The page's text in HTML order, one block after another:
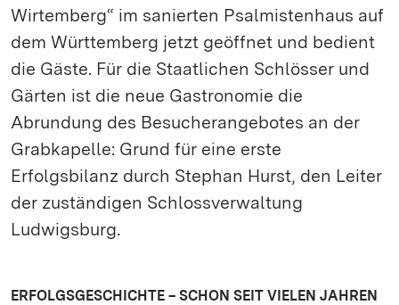
Wirtemberg“ im sanierten Psalmistenhaus auf
dem Württemberg jetzt geöffnet und bedient
die Gäste. Für die Staatlichen Schlösser und
Gärten ist die neue Gastronomie die
Abrundung des Besucherangebotes an der
Grabkapelle: Grund für eine erste
Erfolgsbilanz durch Stephan Hurst, den Leiter
der zuständigen Schlossverwaltung
Ludwigsburg.
ERFOLGSGESCHICHTE – SCHON SEIT VIELEN JAHREN